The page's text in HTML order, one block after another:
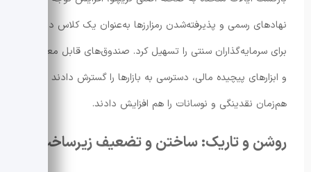
نهادهای رسمی و پذیرفته‌شدن رمزارزها به‌عنوان یک کلاس دارایی
برای سرمایه‌گذاران سنتی را تسهیل کرد. صندوق‌های قابل معامله
و ابزارهای پیچیده مالی، دسترسی به بازارها را گسترش دادند اما
هم‌زمان نقدینگی و نوسانات را هم افزایش دادند.
روشن و تاریک: ساختن و تضعیف زیرساخت